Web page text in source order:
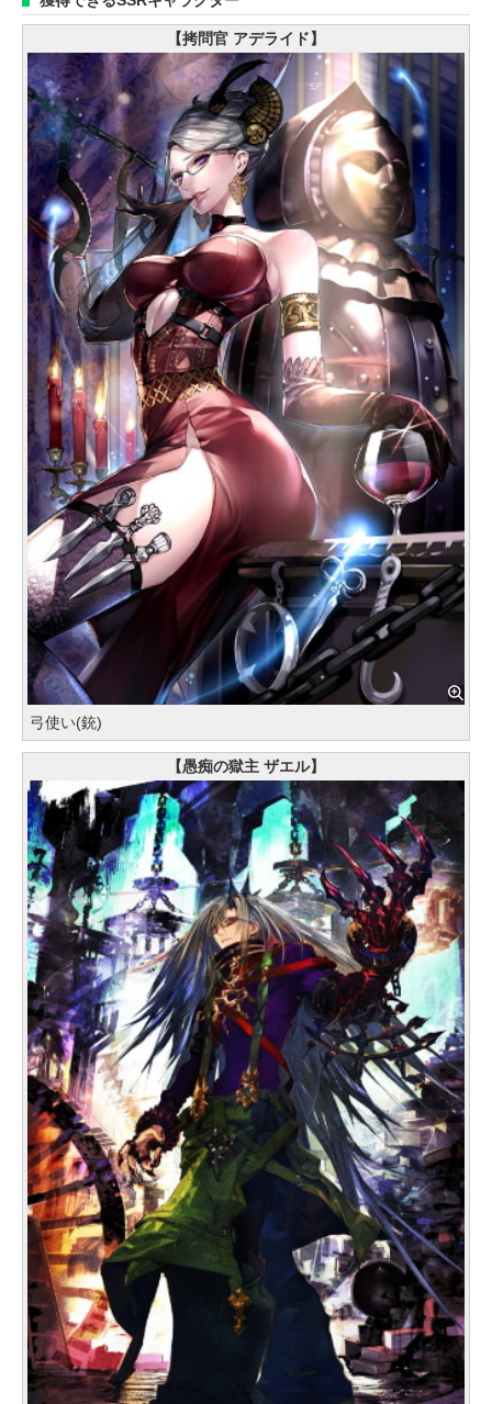
【拷問官 アデライド】
弓使い(銃)
【愚痴の獄主 ザエル】